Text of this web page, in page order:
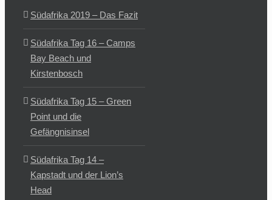
Südafrika 2019 – Das Fazit
Südafrika Tag 16 – Camps
Bay Beach und
Kirstenbosch
Südafrika Tag 15 – Green
Point und die
Gefängnisinsel
Südafrika Tag 14 –
Kapstadt und der Lion’s
Head